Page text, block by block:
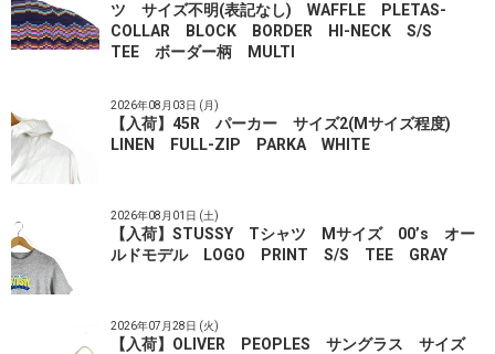
ツ サイズ不明(表記なし) WAFFLE PLETAS-
COLLAR BLOCK BORDER HI-NECK S/S
TEE ボーダー柄 MULTI
2026年08月03日 (月)
【入荷】45R パーカー サイズ2(Mサイズ程度)
LINEN FULL-ZIP PARKA WHITE
2026年08月01日 (土)
【入荷】STUSSY Tシャツ Mサイズ 00’s オー
ルドモデル LOGO PRINT S/S TEE GRAY
2026年07月28日 (火)
【入荷】OLIVER PEOPLES サングラス サイズ